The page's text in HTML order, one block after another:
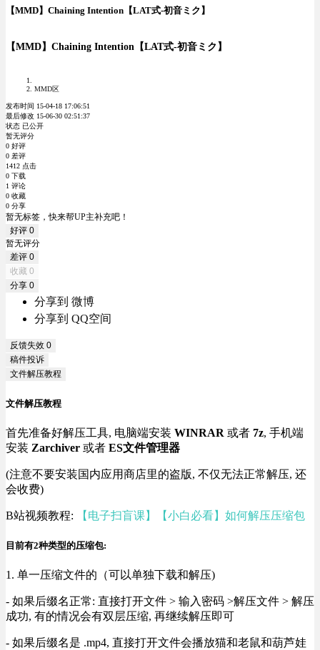
【MMD】Chaining Intention【LAT式-初音ミク】
【MMD】Chaining Intention【LAT式-初音ミク】
MMD区
发布时间 15-04-18 17:06:51
最后修改 15-06-30 02:51:37
状态 已公开
暂无评分
0 好评
0 差评
1412 点击
0 下载
1 评论
0 收藏
0 分享
暂无标签，快来帮UP主补充吧！
好评 0
暂无评分
差评 0
收藏 0
分享 0
分享到 微博
分享到 QQ空间
反馈失效 0
稿件投诉
文件解压教程
文件解压教程
首先准备好解压工具, 电脑端安装 WINRAR 或者 7z, 手机端
安装 Zarchiver 或者 ES文件管理器
(注意不要安装国内应用商店里的盗版, 不仅无法正常解压, 还
会收费)
B站视频教程: 【电子扫盲课】【小白必看】如何解压压缩包
目前有2种类型的压缩包:
1. 单一压缩文件的（可以单独下载和解压)
- 如果后缀名正常: 直接打开文件 > 输入密码 >解压文件 > 解压
成功, 有的情况会有双层压缩, 再继续解压即可
- 如果后缀名是 .mp4, 直接打开文件会播放猫和老鼠和葫芦娃